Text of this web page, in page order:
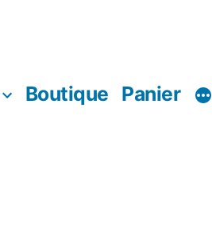
Boutique Panier